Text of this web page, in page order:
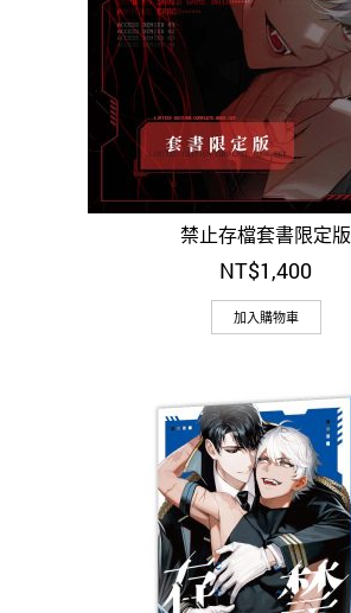
禁止存檔套書限定版
NT$1,400
加入購物車